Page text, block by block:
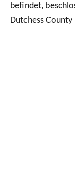
befindet,
Dutchess